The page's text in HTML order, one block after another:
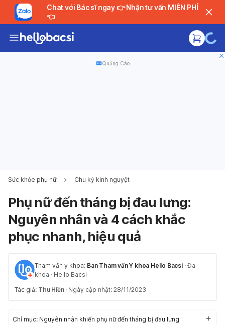
Chat với Bác sĩ ngay 👉 Nhận tư vấn MIỄN PHÍ
👈
Quảng Cáo
Sức khỏe phụ nữ Chu kỳ kinh nguyệt
Phụ nữ đến tháng bị đau lưng:
Nguyên nhân và 4 cách khắc
phục nhanh, hiệu quả
Tham vấn y khoa: Ban Tham vấn Y khoa Hello Bacsi ·Đa
khoa · Hello Bacsi
Tác giả: Thu Hiền · Ngày cập nhật: 28/11/2023
Chỉ mục: Nguyên nhân khiến phụ nữ đến tháng bị đau lưng